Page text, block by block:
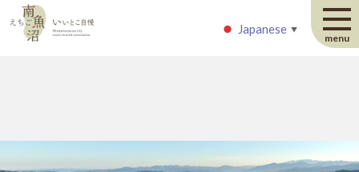
Japanese ▼
Japanese ▼
menu